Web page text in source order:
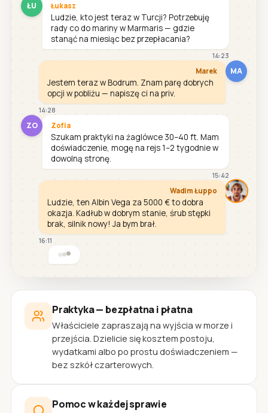
ŁU Łukasz
Ludzie, kto jest teraz w Turcji? Potrzebuję
rady co do mariny w Marmaris — gdzie
stanąć na miesiąc bez przepłacania?
14:23
MA
Marek
Jestem teraz w Bodrum. Znam parę dobrych
opcji w pobliżu — napiszę ci na priv.
14:28
ZO Zofia
Szukam praktyki na żaglówce 30–40 ft. Mam
doświadczenie, mogę na rejs 1–2 tygodnie w
dowolną stronę.
15:42
Wadim Łuppo
Ludzie, ten Albin Vega za 5000 € to dobra
okazja. Kadłub w dobrym stanie, śrub stępki
brak, silnik nowy! Ja bym brał.
16:11
Praktyka — bezpłatna i płatna
Właściciele zapraszają na wyjścia w morze i
przejścia. Dzielicie się kosztem postoju,
wydatkami albo po prostu doświadczeniem —
bez szkół czarterowych.
Pomoc w każdej sprawie